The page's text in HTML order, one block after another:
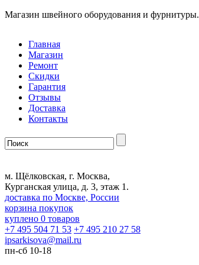
Магазин швейного оборудования и фурнитуры.
Главная
Магазин
Ремонт
Скидки
Гарантия
Отзывы
Доставка
Контакты
м. Щёлковская, г. Москва,
Курганская улица, д. 3, этаж 1.
доставка по Москве, России
корзина покупок
куплено 0 товаров
+7 495 504 71 53 +7 495 210 27 58
ipsarkisova@mail.ru
пн-сб 10-18